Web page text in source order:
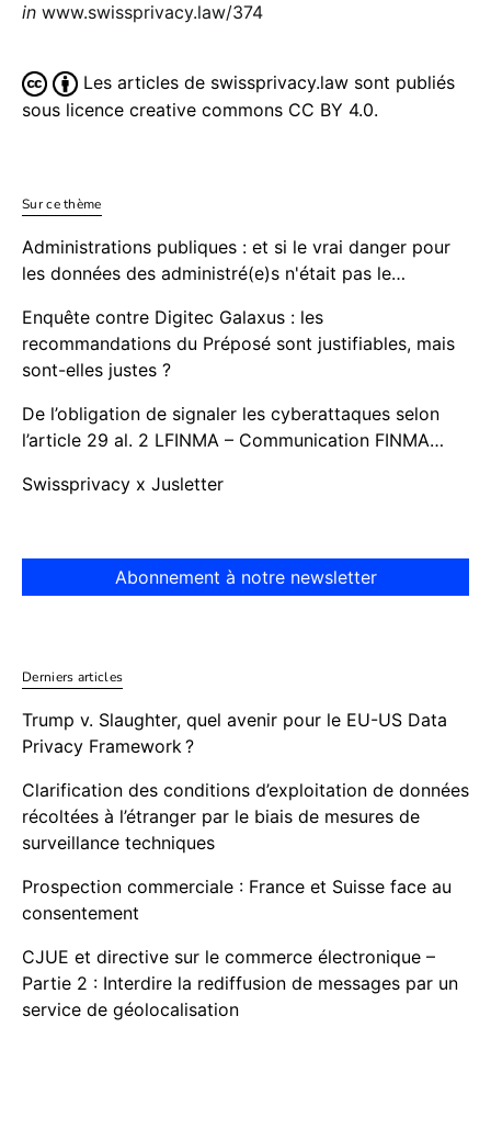
in www.swissprivacy.law/374
Les articles de swissprivacy.law sont publiés
sous licence creative commons CC BY 4.0.
Sur ce thème
Administrations publiques : et si le vrai danger pour
les données des administré(e)s n'était pas le…
Enquête contre Digitec Galaxus : les
recommandations du Préposé sont justifiables, mais
sont-elles justes ?
De l’obligation de signaler les cyberattaques selon
l’article 29 al. 2 LFINMA – Communication FINMA…
Swissprivacy x Jusletter
Abonnement à notre newsletter
Derniers articles
Trump v. Slaughter, quel avenir pour le EU-US Data
Privacy Framework ?
Clarification des conditions d’exploitation de données
récoltées à l’étranger par le biais de mesures de
surveillance techniques
Prospection commerciale : France et Suisse face au
consentement
CJUE et directive sur le commerce électronique –
Partie 2 : Interdire la rediffusion de messages par un
service de géolocalisation